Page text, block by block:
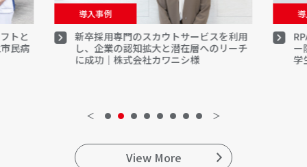
トと
民病
導入事例
新卒採用専門のスカウトサービスを利用
し、企業の認知拡大と潜在層へのリーチ
に成功｜株式会社カワニシ様
ー
学
＜ ＞
View More